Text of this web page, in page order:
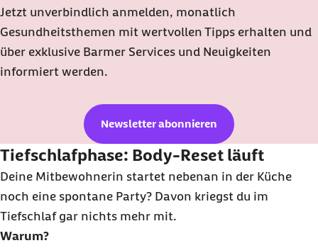
Jetzt unverbindlich anmelden, monatlich
Gesundheitsthemen mit wertvollen Tipps erhalten und
über exklusive Barmer Services und Neuigkeiten
informiert werden.
Newsletter abonnieren
Tiefschlafphase: Body-Reset läuft
Deine Mitbewohnerin startet nebenan in der Küche
noch eine spontane Party? Davon kriegst du im
Tiefschlaf gar nichts mehr mit.
Warum?